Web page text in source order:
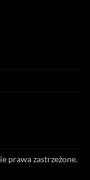
prawa zastrzeżone.